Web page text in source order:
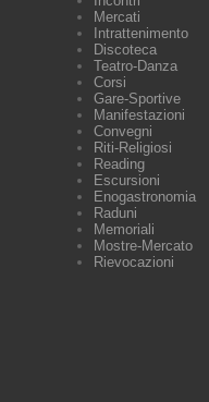
Mercati
Intrattenimento
Discoteca
Teatro-Danza
Corsi
Gare-Sportive
Manifestazioni
Convegni
Riti-Religiosi
Reading
Escursioni
Enogastronomia
Raduni
Memoriali
Mostre-Mercato
Rievocazioni